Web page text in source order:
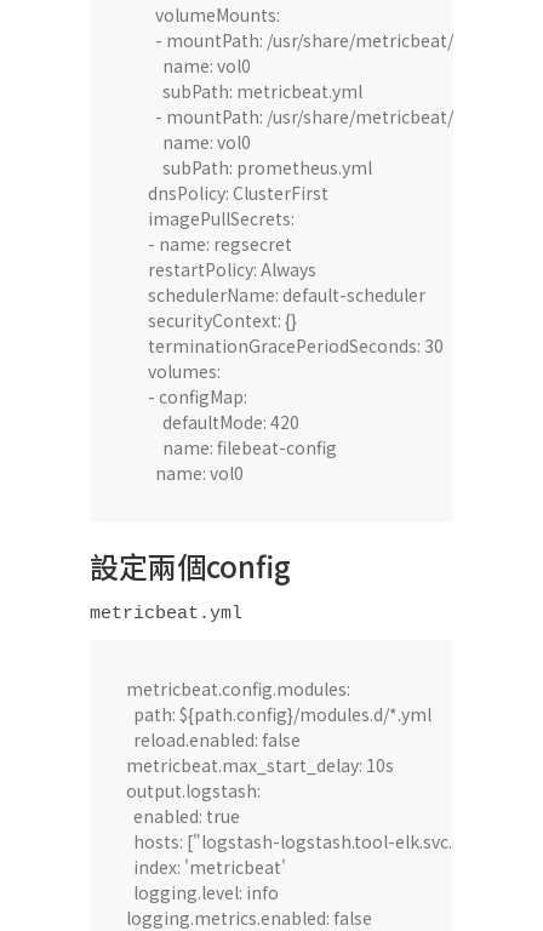
        volumeMounts:
- mountPath: /usr/share/metricbeat/
          name: vol0
          subPath: metricbeat.yml
- mountPath: /usr/share/metricbeat/
          name: vol0
          subPath: prometheus.yml
      dnsPolicy: ClusterFirst
      imagePullSecrets:
      - name: regsecret
      restartPolicy: Always
      schedulerName: default-scheduler
      securityContext: {}
      terminationGracePeriodSeconds: 30
      volumes:
      - configMap:
          defaultMode: 420
          name: filebeat-config
        name: vol0
設定兩個config​
metricbeat.yml​
metricbeat.config.modules:​
  path: ${path.config}/modules.d/*.yml​
  reload.enabled: false​
metricbeat.max_start_delay: 10s​
output.logstash:​
  enabled: true​
hosts: ["logstash-logstash.tool-
  index: 'metricbeat'​
  logging.level: info​
logging.metrics.enabled: false​